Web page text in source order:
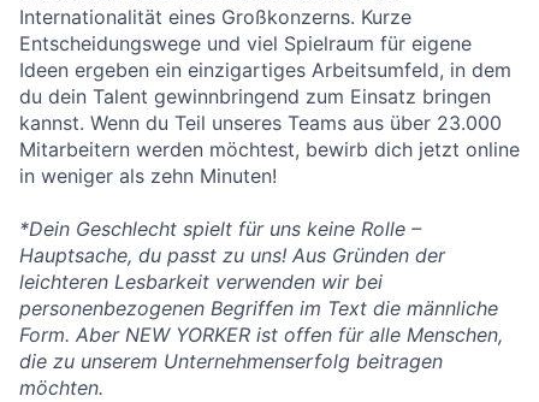
Internationalität eines Großkonzerns. Kurze
Entscheidungswege und viel Spielraum für eigene
Ideen ergeben ein einzigartiges Arbeitsumfeld, in dem
du dein Talent gewinnbringend zum Einsatz bringen
kannst. Wenn du Teil unseres Teams aus über 23.000
Mitarbeitern werden möchtest, bewirb dich jetzt online
in weniger als zehn Minuten!
*Dein Geschlecht spielt für uns keine Rolle –
Hauptsache, du passt zu uns! Aus Gründen der
leichteren Lesbarkeit verwenden wir bei
personenbezogenen Begriffen im Text die männliche
Form. Aber NEW YORKER ist offen für alle Menschen,
die zu unserem Unternehmenserfolg beitragen
möchten.